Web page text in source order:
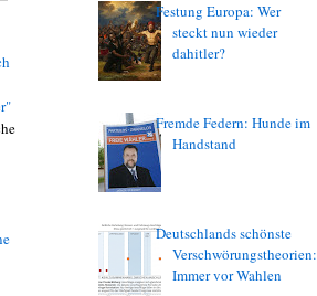
Festung Europa: Wer
steckt nun wieder
dahitler?
Fremde Federn: Hunde im
Handstand
Deutschlands schönste
Verschwörungstheorien:
Immer vor Wahlen